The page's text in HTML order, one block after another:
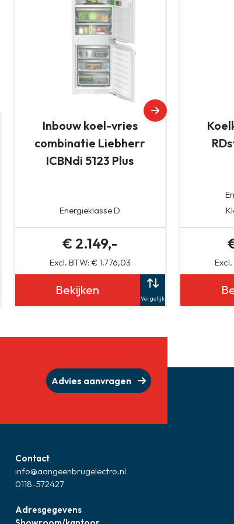
Inbouw koel-vries
combinatie Liebherr
ICBNdi 5123 Plus
Energieklasse D
€ 2.149,-
Excl. BTW: € 1.776,03
Bekijken
Vergelijk
Advies aanvragen
Contact
info@aangeenbrugelectro.nl
0118-572427
Adresgegevens